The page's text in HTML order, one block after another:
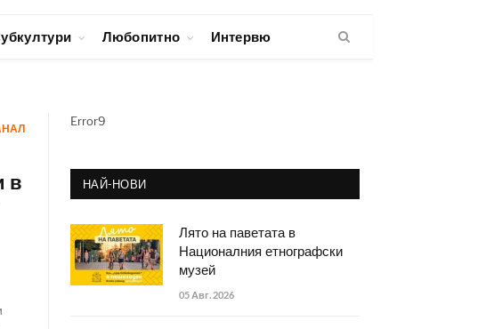
Любопитно Интервю
в
Error9
НАЙ-НОВИ
Лято на паветата в
Националния етнографски
музей
05 Авг. 2026